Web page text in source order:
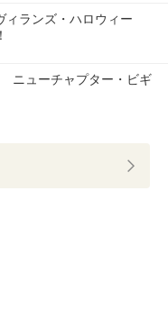
ィランズ・ハロウィー
ニューチャプター・ビギ